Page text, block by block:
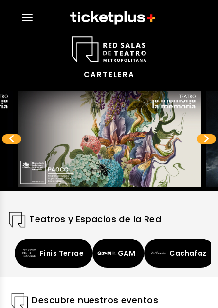
desplegar navegación
CARTELERA
Teatros y Espacios de la Red
Finis Terrae GAM Cachafaz
Descubre nuestros eventos